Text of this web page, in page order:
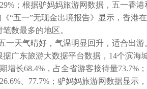
；根据驴妈妈旅游网数据，五一香
“五一”无现金出境报告》显示，香港
数最多的地区。
一天气晴好，气温明显回升，适合出
广东旅游大数据平台数据，14个滨海
增长68.4%，占全省游客接待量73.7%
、77.7%；驴妈妈旅游网数据显示